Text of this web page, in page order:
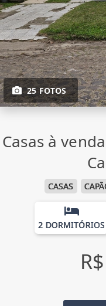
25 FOTOS
Casas à
CASAS
2 DORMITÓRIOS